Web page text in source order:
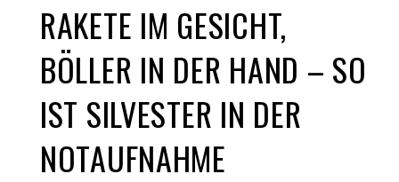
RAKETE IM GESICHT,
BÖLLER IN DER HAND – SO
IST SILVESTER IN DER
NOTAUFNAHME